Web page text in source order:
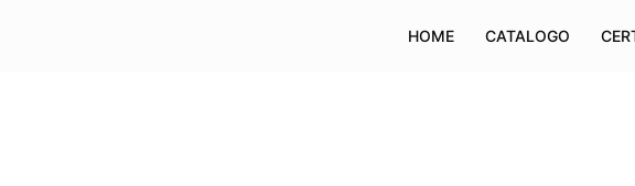
HOME CATALOGO